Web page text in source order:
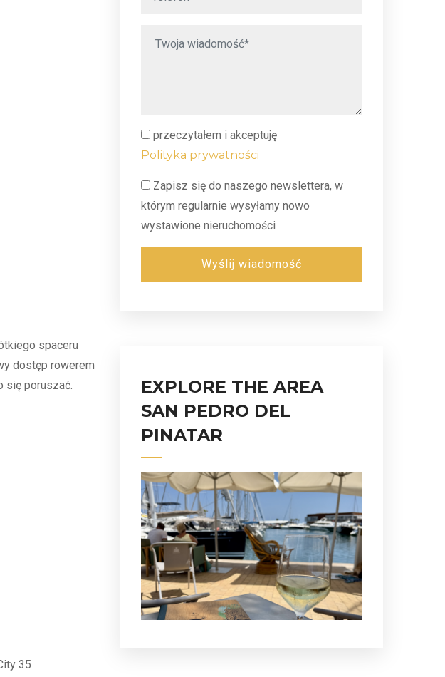
spaceru
dostęp rowerem
się poruszać.
35
przeczytałem i akceptuję
Polityka prywatności
Zapisz się do naszego newslettera, w
którym regularnie wysyłamy nowo
wystawione nieruchomości
Wyślij wiadomość
EXPLORE THE AREA
SAN PEDRO DEL
PINATAR